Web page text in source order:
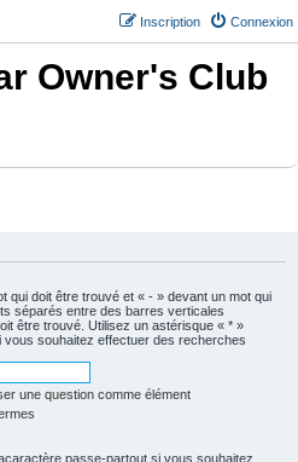
Connexion
Inscription
Owner's Club
qui doit être trouvé et « - » devant un mot qui
séparés entre des barres verticales
être trouvé. Utilisez un astérisque « * »
souhaitez effectuer des recherches
une question comme élément
passe-partout si vous souhaitez